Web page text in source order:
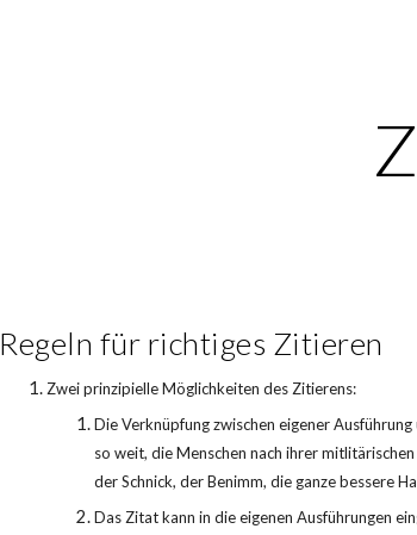
Regeln für richtiges Zitieren
Zwei prinzipielle Möglichkeiten des Zitierens:
Die Verknüpfung zwischen eigener
so weit, die Menschen nach ihrer
der Schnick, der Benimm, die ganze bessere
Das Zitat kann in die eigenen Ausführungen